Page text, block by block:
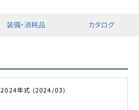
装備・消耗品 カタログ
2024年式 (2024/03)